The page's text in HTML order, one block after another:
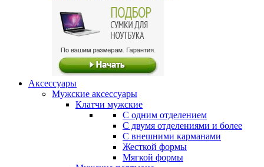
Аксессуары
Мужские аксессуары
Клатчи мужские
С одним отделением
С двумя отделениями и более
С внешними карманами
Жесткой формы
Мягкой формы